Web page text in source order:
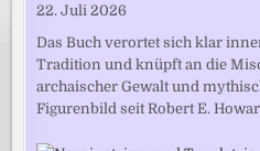
22. Juli 2026
Das Buch verortet sich klar
Tradition und knüpft an die
archaischer Gewalt und
Figurenbild seit Robert E.